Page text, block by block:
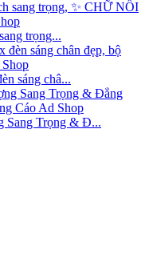
trọng...
sáng châ...
Sang Trọng & Đ...